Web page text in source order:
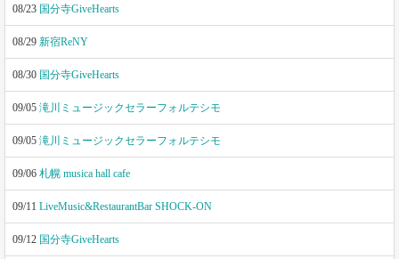
08/23 国分寺GiveHearts
08/29 新宿ReNY
08/30 国分寺GiveHearts
09/05 滝川ミュージックセラーフォルテシモ
09/05 滝川ミュージックセラーフォルテシモ
09/06 札幌 musica hall cafe
09/11 LiveMusic&RestaurantBar SHOCK-ON
09/12 国分寺GiveHearts